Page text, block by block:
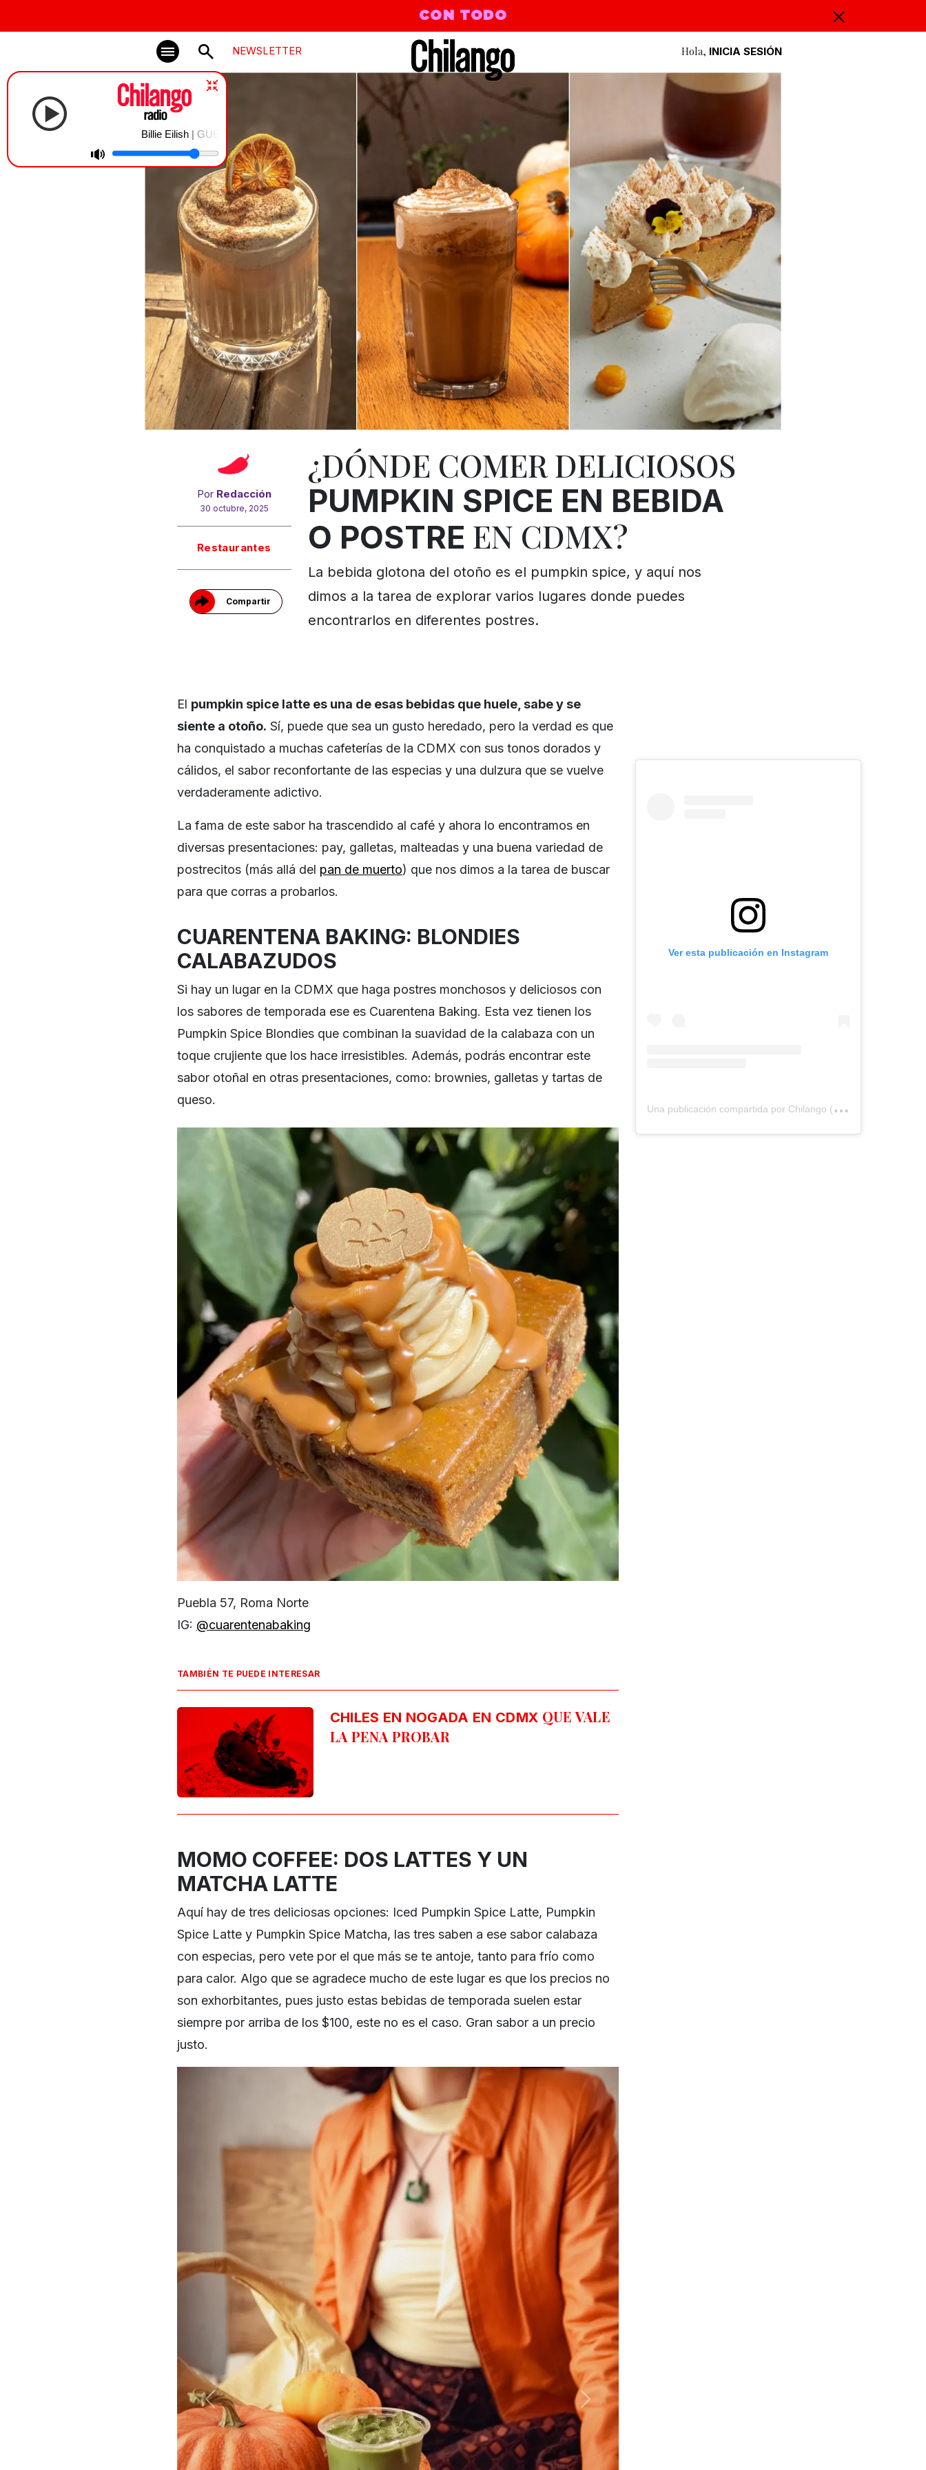
CON TODO
NEWSLETTER Hola, INICIA SESIÓN
Billie Eilish | GUESS [Live]
Por Redacción
30 octubre, 2025
Restaurantes
Compartir
¿DÓNDE COMER DELICIOSOS
PUMPKIN SPICE EN BEBIDA
O POSTRE EN CDMX?
La bebida glotona del otoño es el pumpkin spice, y aquí nos
dimos a la tarea de explorar varios lugares donde puedes
encontrarlos en diferentes postres.
El pumpkin spice latte es una de esas bebidas que huele, sabe y se
siente a otoño. Sí, puede que sea un gusto heredado, pero la verdad es que
ha conquistado a muchas cafeterías de la CDMX con sus tonos dorados y
cálidos, el sabor reconfortante de las especias y una dulzura que se vuelve
verdaderamente adictivo.
La fama de este sabor ha trascendido al café y ahora lo encontramos en
diversas presentaciones: pay, galletas, malteadas y una buena variedad de
postrecitos (más allá del pan de muerto) que nos dimos a la tarea de buscar
para que corras a probarlos.
CUARENTENA BAKING: BLONDIES
CALABAZUDOS
Si hay un lugar en la CDMX que haga postres monchosos y deliciosos con
los sabores de temporada ese es Cuarentena Baking. Esta vez tienen los
Pumpkin Spice Blondies que combinan la suavidad de la calabaza con un
toque crujiente que los hace irresistibles. Además, podrás encontrar este
sabor otoñal en otras presentaciones, como: brownies, galletas y tartas de
queso.
Puebla 57, Roma Norte
IG: @cuarentenabaking
TAMBIÉN TE PUEDE INTERESAR
CHILES EN NOGADA EN CDMX QUE VALE
LA PENA PROBAR
MOMO COFFEE: DOS LATTES Y UN
MATCHA LATTE
Aquí hay de tres deliciosas opciones: Iced Pumpkin Spice Latte, Pumpkin
Spice Latte y Pumpkin Spice Matcha, las tres saben a ese sabor calabaza
con especias, pero vete por el que más se te antoje, tanto para frío como
para calor. Algo que se agradece mucho de este lugar es que los precios no
son exhorbitantes, pues justo estas bebidas de temporada suelen estar
siempre por arriba de los $100, este no es el caso. Gran sabor a un precio
justo.
Ver esta publicación en Instagram
U
na publicación compartida por Chilango (@chilangocom)